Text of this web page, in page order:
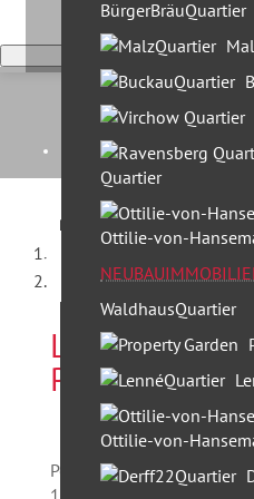
Leistungen
30 Jahre Profi
Standorte & Team
Team Berlin
Team München
BürgerBräuQuartier
Quartier
Ottilie-von-
WaldhausQuartier
Ottilie-von-
Leiterstraße
Potsdam
Potsdam ist die größte
160.000 Einwohnern. Sie